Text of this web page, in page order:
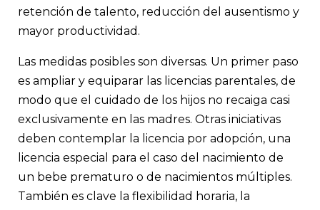
retención de talento, reducción del ausentismo y
mayor productividad.
Las medidas posibles son diversas. Un primer paso
es ampliar y equiparar las licencias parentales, de
modo que el cuidado de los hijos no recaiga casi
exclusivamente en las madres. Otras iniciativas
deben contemplar la licencia por adopción, una
licencia especial para el caso del nacimiento de
un bebe prematuro o de nacimientos múltiples.
También es clave la flexibilidad horaria, la